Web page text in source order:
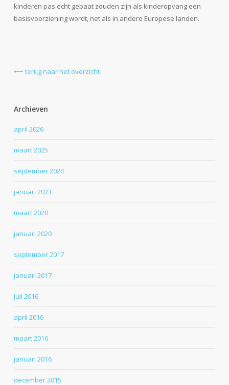
kinderen pas echt gebaat zouden zijn als kinderopvang een
basisvoorziening wordt, net als in andere Europese landen.
⟵ terug naar het overzicht
Archieven
april 2026
maart 2025
september 2024
januari 2023
maart 2020
januari 2020
september 2017
januari 2017
juli 2016
april 2016
maart 2016
januari 2016
december 2015